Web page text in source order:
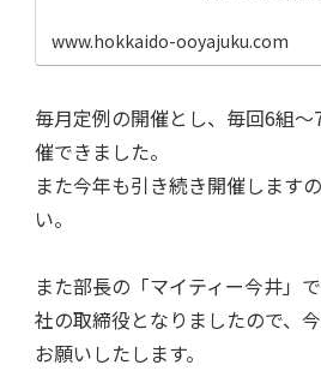
www.hokkaido-ooyajuku.com
毎月定例の開催とし、毎回6組
催できました。
また今年も引き続き開催します
い。
また部長の「マイティー今井」
社の取締役となりましたので、
お願いしたします。